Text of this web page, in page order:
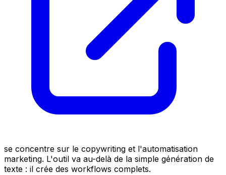
se concentre sur le copywriting et l'automatisation
marketing. L'outil va au-delà de la simple génération de
texte : il crée des workflows complets.